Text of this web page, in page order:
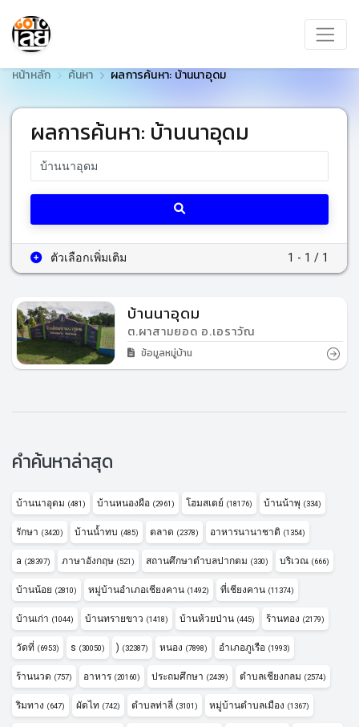
หน้าหลัก ค้นหา ผลการค้นหา: บ้านนาอุดม
ผลการค้นหา: บ้านนาอุดม
1 - 1 / 1
ตัวเลือกเพิ่มเติม
บ้านนาอุดม
ต.ผาสามยอด อ.เอราวัณ
ข้อมูลหมู่บ้าน
คำค้นหาล่าสุด
บ้านนาอุดม (481) บ้านหนองผือ (2961) โฮมสเตย์ (18176) บ้านน้าพุ (334)
รักษา (3420) บ้านน้ำทบ (485) ตลาด (2378) อาหารนานาชาติ (1354)
a (28397) ภาษาอังกฤษ (521) สถานศึกษาตำบลปากตม (330) บริเวณ (666)
บ้านน้อย (2810) หมู่บ้านอำเภอเชียงคาน (1492) ที่เชียงคาน (11374)
บ้านเก่า (1044) บ้านทรายขาว (1418) บ้านห้วยป่าน (445) ร้านทอง (2179)
วัดที่ (6953) s (30050) ) (32387) หนอง (7898) อำเภอภูเรือ (1993)
ร้านนวด (757) อาหาร (20160) ประถมศึกษา (2439) ตำบลเชียงกลม (2574)
ริมทาง (647) ผัดไท (742) ตำบลท่าลี่ (3101) หมู่บ้านตำบลเมือง (1367)